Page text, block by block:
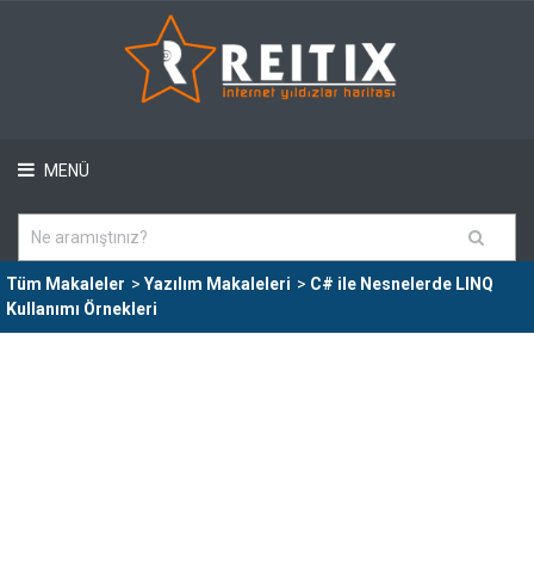
MENÜ
Tüm Makaleler > Yazılım Makaleleri > C# ile Nesnelerde LINQ
Kullanımı Örnekleri